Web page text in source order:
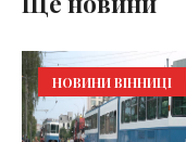
НОВИНИ ВІННИЦІ